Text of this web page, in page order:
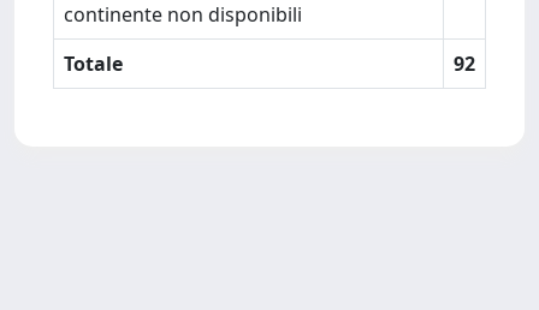
continente non disponibili
Totale 92